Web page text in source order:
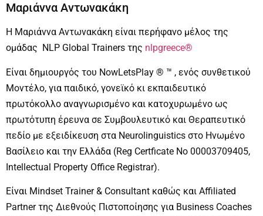
Μαριάννα Αντωνακάκη
Η Μαριάννα Αντωνακάκη είναι περήφανο μέλος της
ομάδας NLP Global Trainers της nlpgreece®
Είναι δημιουργός του NowLetsPlay ® ™ , ενός συνθετικού
Μοντέλο, για παιδικό, γονεϊκό κι εκπαιδευτικό
πρωτόκολλο αναγνωρισμένο και κατοχυρωμένο ως
πρωτότυπη έρευνα σε Συμβουλευτικό και Θεραπευτικό
πεδίο με εξειδίκευση στα Neurolinguistics στο Ηνωμένο
Βασίλειο και την Ελλάδα (Reg Certficate No 00003709405,
Intellectual Property Office Registrar).
Είναι Mindset Trainer & Consultant καθώς και Affiliated
Partner της Διεθνούς Πιστοποίησης για Business Coaches